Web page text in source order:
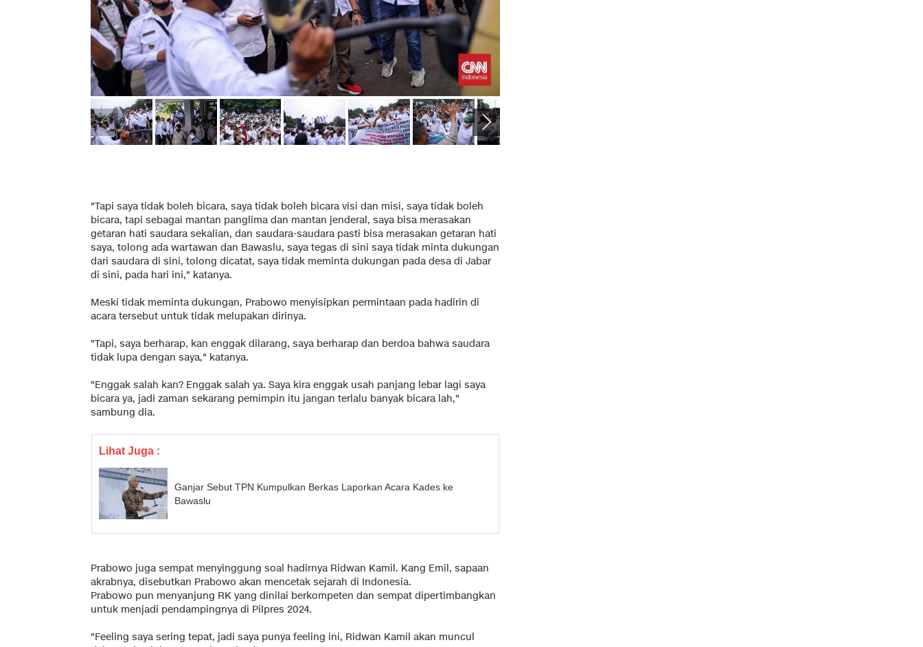
"Tapi saya tidak boleh bicara, saya tidak boleh bicara visi dan misi, saya tidak boleh
bicara, tapi sebagai mantan panglima dan mantan jenderal, saya bisa merasakan
getaran hati saudara sekalian, dan saudara-saudara pasti bisa merasakan getaran hati
saya, tolong ada wartawan dan Bawaslu, saya tegas di sini saya tidak minta dukungan
dari saudara di sini, tolong dicatat, saya tidak meminta dukungan pada desa di Jabar
di sini, pada hari ini," katanya.
Meski tidak meminta dukungan, Prabowo menyisipkan permintaan pada hadirin di
acara tersebut untuk tidak melupakan dirinya.
"Tapi, saya berharap, kan enggak dilarang, saya berharap dan berdoa bahwa saudara
tidak lupa dengan saya," katanya.
"Enggak salah kan? Enggak salah ya. Saya kira enggak usah panjang lebar lagi saya
bicara ya, jadi zaman sekarang pemimpin itu jangan terlalu banyak bicara lah,"
sambung dia.
Lihat Juga :
Ganjar Sebut TPN Kumpulkan Berkas Laporkan Acara Kades ke
Bawaslu
Prabowo juga sempat menyinggung soal hadirnya Ridwan Kamil. Kang Emil, sapaan
akrabnya, disebutkan Prabowo akan mencetak sejarah di Indonesia.
Prabowo pun menyanjung RK yang dinilai berkompeten dan sempat dipertimbangkan
untuk menjadi pendampingnya di Pilpres 2024.
"Feeling saya sering tepat, jadi saya punya feeling ini, Ridwan Kamil akan muncul